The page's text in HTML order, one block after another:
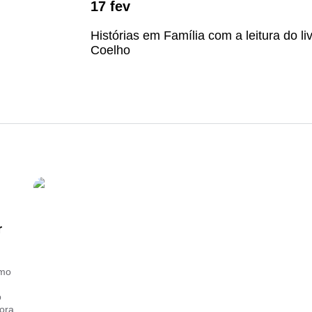
17 fev
Histórias em Família com a leitura do
Coelho